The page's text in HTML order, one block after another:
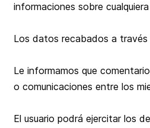
informaciones sobre
Los datos recabados a través
Le informamos que
o comunicaciones entre los
El usuario podrá ejercitar los